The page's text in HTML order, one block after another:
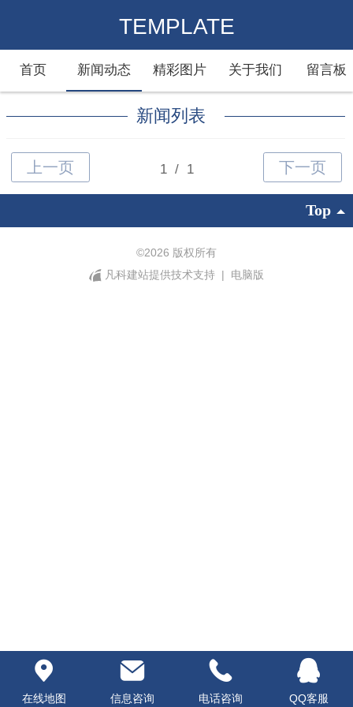
TEMPLATE
首页 新闻动态 精彩图片 关于我们 留言板
新闻列表
Top
©2026 版权所有
凡科建站提供技术支持
| 电脑版
在线地图 信息咨询 电话咨询 QQ客服